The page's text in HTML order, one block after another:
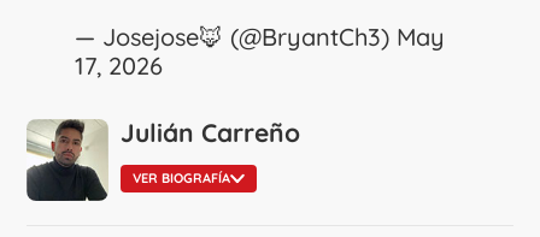
— Josejose🦊 (@BryantCh3) May
17, 2026
Julián Carreño
VER BIOGRAFÍA